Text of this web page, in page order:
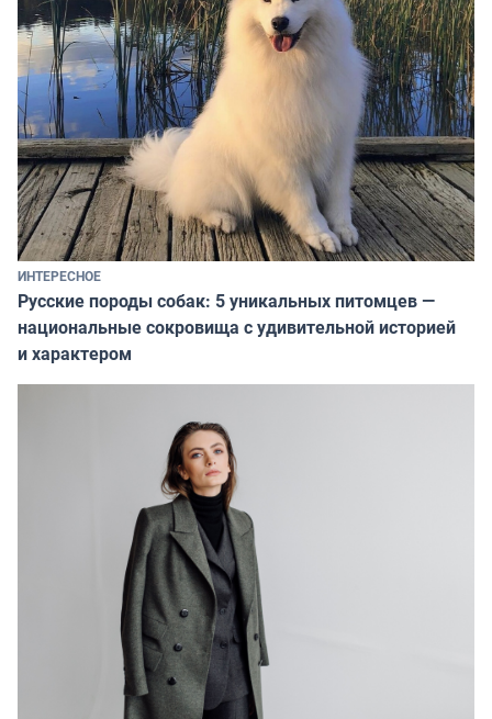
ИНТЕРЕСНОЕ
Русские породы собак: 5 уникальных питомцев —
национальные сокровища с удивительной историей
и характером